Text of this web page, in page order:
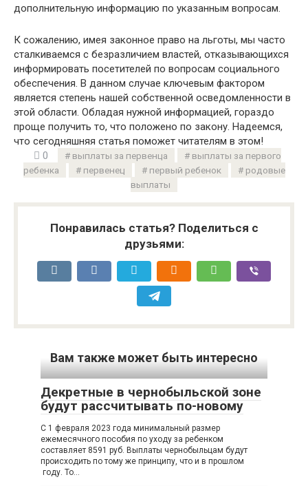
дополнительную информацию по указанным вопросам.
К сожалению, имея законное право на льготы, мы часто
сталкиваемся с безразличием властей, отказывающихся
информировать посетителей по вопросам социального
обеспечения. В данном случае ключевым фактором
является степень нашей собственной осведомленности в
этой области. Обладая нужной информацией, гораздо
проще получить то, что положено по закону. Надеемся,
что сегодняшняя статья поможет читателям в этом!
0
выплаты за первенца
выплаты за первого
ребенка
первенец первый ребенок
родовые
выплаты
Понравилась статья? Поделиться с
друзьями:
Вам также может быть интересно
Декретные в чернобыльской зоне
будут рассчитывать по-новому
С 1 февраля 2023 года минимальный размер
ежемесячного пособия по уходу за ребенком
составляет 8591 руб. Выплаты чернобыльцам будут
происходить по тому же принципу, что и в прошлом
году. То…